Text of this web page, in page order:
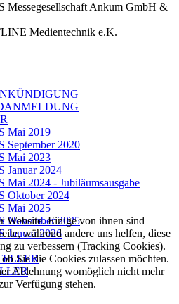
Ankum GmbH &
Medientechnik e.K.
Mai 2019
September 2020
Mai 2023
Januar 2024
Mai 2024 - Jubiläumsausgabe
Oktober 2024
Mai 2025
November 2025
Januar 2026
Website. Einige von ihnen sind
während andere uns helfen, diese
zu verbessern (Tracking Cookies).
Sie die Cookies zulassen möchten.
Ablehnung womöglich nicht mehr
Verfügung stehen.